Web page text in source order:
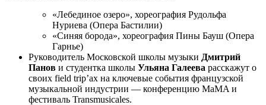
«Лебединое озеро», хореография Рудольфа
Нуриева (Опера Бастилии)
«Синяя борода», хореография Пины Бауш (Опера
Гарнье)
Руководитель Московской школы музыки Дмитрий
Панов и студентка школы Ульяна Галеева расскажут о
своих field trip’ах на ключевые события французской
музыкальной индустрии — конференцию MaMA и
фестиваль Transmusicales.